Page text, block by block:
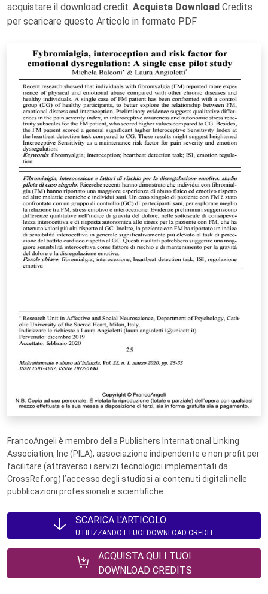
acquistare il download credit. Acquista Download Credits
per scaricare questo Articolo in formato PDF
FrancoAngeli è membro della Publishers International Linking
Association, Inc (PILA), associazione indipendente e non profit per
facilitare (attraverso i servizi tecnologici implementati da
CrossRef.org) l’accesso degli studiosi ai contenuti digitali nelle
pubblicazioni professionali e scientifiche.
SCARICA L'ARTICOLO
UTILIZZANDO I TUOI DOWNLOAD CREDIT
ACQUISTA QUI I TUOI
DOWNLOAD CREDITS